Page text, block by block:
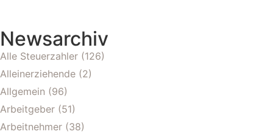
Newsarchiv
Alle Steuerzahler (126)
Alleinerziehende (2)
Allgemein (96)
Arbeitgeber (51)
Arbeitnehmer (38)